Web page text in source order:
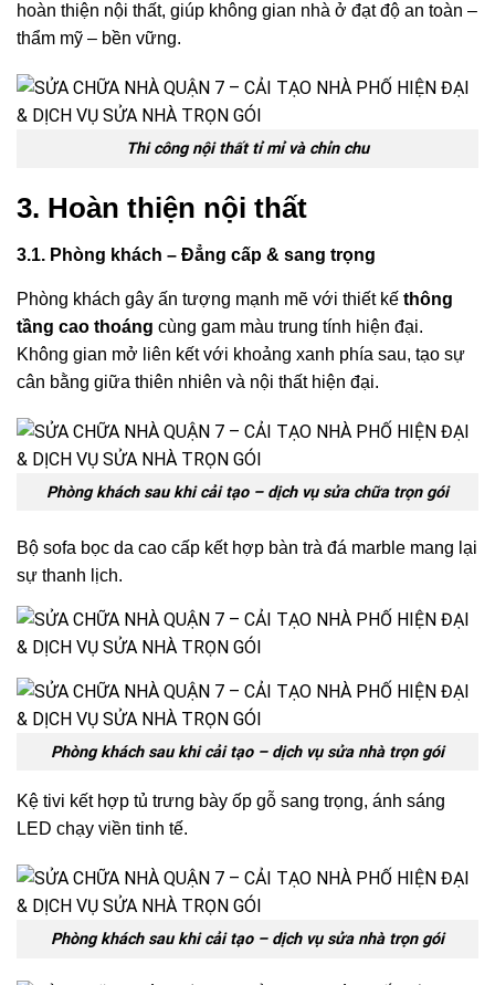
hoàn thiện nội thất, giúp không gian nhà ở đạt độ an toàn –
thẩm mỹ – bền vững.
Thi công nội thất tỉ mỉ và chỉn chu
3. Hoàn thiện nội thất
3.1. Phòng khách – Đẳng cấp & sang trọng
Phòng khách gây ấn tượng mạnh mẽ với thiết kế thông
tầng cao thoáng cùng gam màu trung tính hiện đại.
Không gian mở liên kết với khoảng xanh phía sau, tạo sự
cân bằng giữa thiên nhiên và nội thất hiện đại.
Phòng khách sau khi cải tạo – dịch vụ sửa chữa trọn gói
Bộ sofa bọc da cao cấp kết hợp bàn trà đá marble mang lại
sự thanh lịch.
Phòng khách sau khi cải tạo – dịch vụ sửa nhà trọn gói
Kệ tivi kết hợp tủ trưng bày ốp gỗ sang trọng, ánh sáng
LED chạy viền tinh tế.
Phòng khách sau khi cải tạo – dịch vụ sửa nhà trọn gói